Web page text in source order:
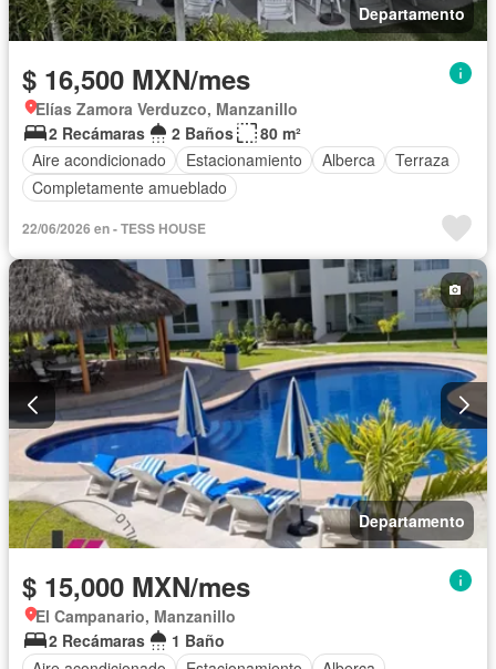
Departamento
$ 16,500 MXN/mes
Elías Zamora Verduzco, Manzanillo
2 Recámaras
2 Baños
80 m²
Aire acondicionado
Estacionamiento Alberca
Terraza
Completamente amueblado
22/06/2026 en - TESS HOUSE
Departamento
$ 15,000 MXN/mes
El Campanario, Manzanillo
2 Recámaras
1 Baño